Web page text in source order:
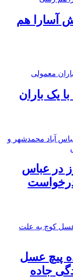
آسارا هم
یک باران
در عباس
پیچ عسل
جاده